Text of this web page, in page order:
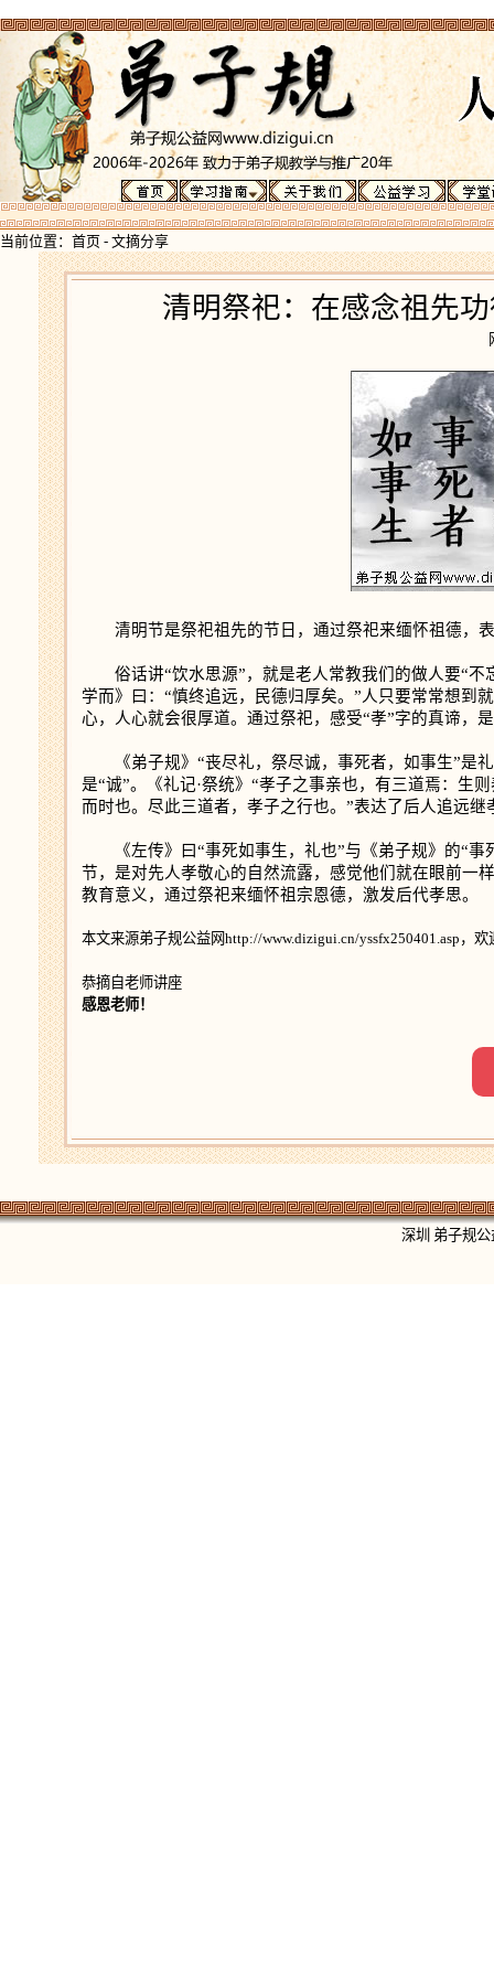
当前位置： 首页 - 文摘分享
清明祭祀：在感念祖先
清明节是祭祀祖先的节日，通过祭祀来缅怀祖德，表
俗话讲“饮水思源”，就是老人常教我们的做人要“不
学而》曰：“慎终追远，民德归厚矣。”人只要常常想到
心，人心就会很厚道。通过祭祀，感受“孝”字的真谛，
《弟子规》“丧尽礼，祭尽诚，事死者，如事生”是
是“诚”。《礼记·祭统》“孝子之事亲也，有三道焉：生
而时也。尽此三道者，孝子之行也。”表达了后人追远继
《左传》曰“事死如事生，礼也”与《弟子规》的“事
节，是对先人孝敬心的自然流露，感觉他们就在眼前一
教育意义，通过祭祀来缅怀祖宗恩德，激发后代孝思。
本文来源弟子规公益网http://www.dizigui.cn/yssfx250401.asp，
恭摘自老师讲座
感恩老师！
深圳 弟子规